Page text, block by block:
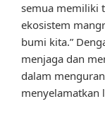
semua memiliki
ekosistem
bumi kita.”
menjaga dan
dalam
menyelamatkan